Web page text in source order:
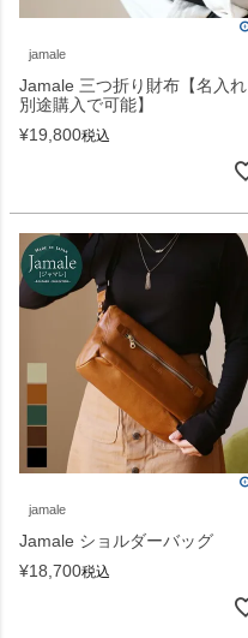
jamale
Jamale 三つ折り財布【名入れ
別途購入で可能】
¥19,800税込
jamale
Jamale ショルダーバッグ
¥18,700税込